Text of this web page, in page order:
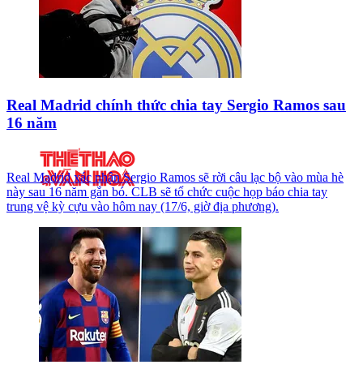
Real Madrid chính thức chia tay Sergio Ramos sau
16 năm
Real Madrid xác nhận Sergio Ramos sẽ rời câu lạc bộ vào mùa hè
này sau 16 năm gắn bó. CLB sẽ tổ chức cuộc họp báo chia tay
trung vệ kỳ cựu vào hôm nay (17/6, giờ địa phương).